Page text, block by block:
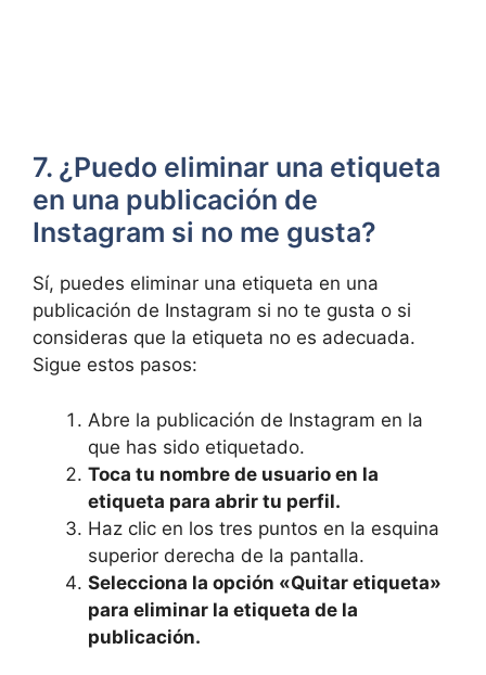
7. ¿Puedo eliminar una etiqueta
‍en una publicación de⁣
Instagram⁣ si​ no ​me gusta?
Sí, puedes eliminar una⁤ etiqueta⁢ en una
publicación de Instagram ⁢si⁢ no‍ te gusta o si
consideras que⁢ la etiqueta⁢ no es adecuada.
‍Sigue​ estos pasos:
Abre la ​publicación de Instagram en la
que has sido⁢ etiquetado.
Toca tu⁣ nombre⁤ de usuario en la
etiqueta para abrir‍ tu perfil.
Haz clic en los tres puntos en la⁢ esquina
superior derecha de la pantalla.
Selecciona la ‌opción «Quitar etiqueta»
para⁤ eliminar la etiqueta de la
publicación.